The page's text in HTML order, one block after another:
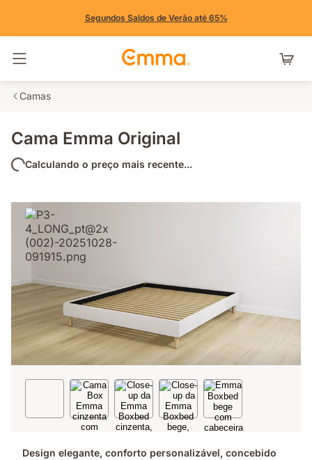
Segundos Saldos de Verão até 65%
Camas
Cama Emma Original
Calculando o preço mais recente...
Design elegante, conforto personalizável, concebido